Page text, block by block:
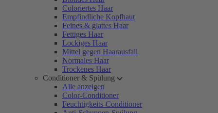
Coloriertes Haar
Empfindliche Kopfhaut
Feines & glattes Haar
Fettiges Haar
Lockiges Haar
Mittel gegen Haarausfall
Normales Haar
Trockenes Haar
Conditioner & Spülung
Alle anzeigen
Color-Conditioner
Feuchtigkeits-Conditioner